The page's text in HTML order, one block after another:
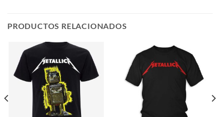
PRODUCTOS RELACIONADOS